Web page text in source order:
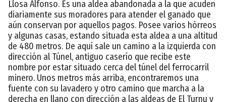
Llosa Alfonso. Es una aldea abandonada a la que acuden
diariamente sus moradores para atender el ganado que
aún conservan por aquellos pagos. Posee varios hórreos
y algunas casas, estando situada esta aldea a una altitud
de 480 metros. De aquí sale un camino a la izquierda con
dirección al Túnel, antiguo caserío que recibe este
nombre por estar situado cerca del túnel del ferrocarril
minero. Unos metros más arriba, encontraremos una
fuente con su lavadero y otro camino que marcha a la
derecha en llano con dirección a las aldeas de El Turnu y